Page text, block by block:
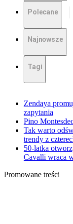
Polecane
Najnowsze
Tagi
Zendaya
zapytania
Pino
Tak warto
trendy z
50-latka
Cavalli wraca
Promowane treści